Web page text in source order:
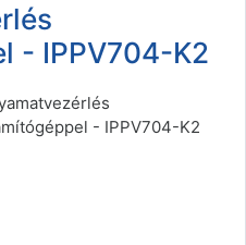
- IPPV704-K2
- IPPV704-K2